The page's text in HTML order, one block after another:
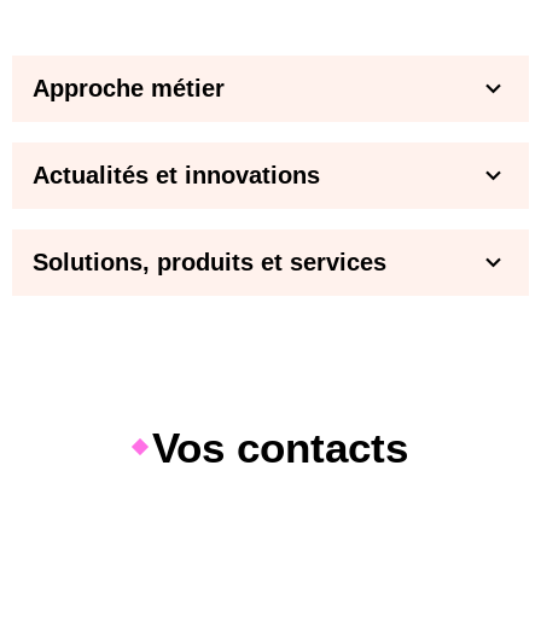
Approche métier
Actualités et innovations
Solutions, produits et services
Vos contacts